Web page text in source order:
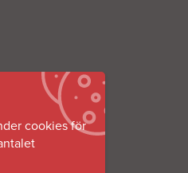
cookies för